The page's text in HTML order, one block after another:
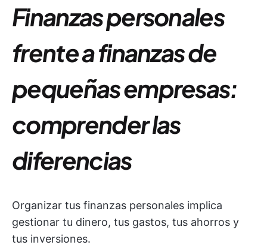
Finanzas personales
frente a finanzas de
pequeñas empresas:
comprender las
diferencias
Organizar tus finanzas personales implica
gestionar tu dinero, tus gastos, tus ahorros y
tus inversiones.